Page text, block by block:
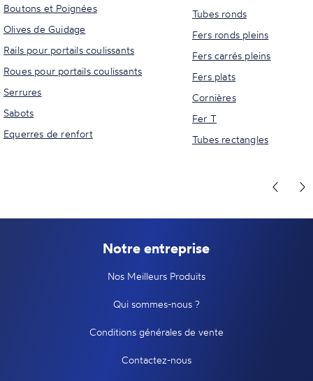
Boutons et Poignées
Olives de Guidage
Rails pour portails coulissants
Roues pour portails coulissants
Serrures
Sabots
Equerres de renfort
Tubes ronds
Fers ronds pleins
Fers carrés pleins
Fers plats
Cornières
Fer T
Tubes rectangles
Notre entreprise
Nos Meilleurs Produits
Qui sommes-nous ?
Conditions générales de vente
Contactez-nous